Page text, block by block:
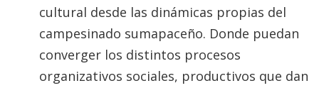
cultural desde las dinámicas propias del
campesinado sumapaceño. Donde puedan
converger los distintos procesos
organizativos sociales, productivos que dan